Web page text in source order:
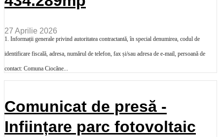
27 Aprilie 2026
1. Informații generale privind autoritatea contractantă, în special denumirea, codul de
identificare fiscală, adresa, numărul de telefon, fax și/sau adresa de e-mail, persoană de
contact: Comuna Ciocăne...
Comunicat de presă -
Inființare parc fotovoltaic